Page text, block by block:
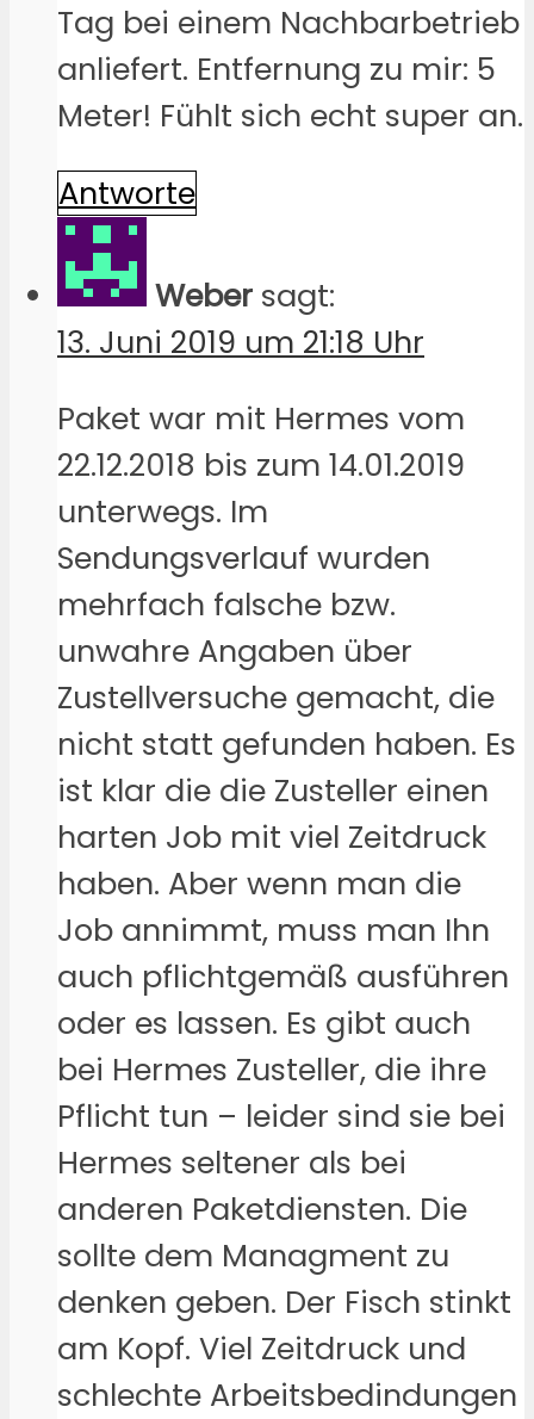
Tag bei einem Nachbarbetrieb
anliefert. Entfernung zu mir: 5
Meter! Fühlt sich echt super an.
Antworte
Weber sagt:
13. Juni 2019 um 21:18 Uhr
Paket war mit Hermes vom
22.12.2018 bis zum 14.01.2019
unterwegs. Im
Sendungsverlauf wurden
mehrfach falsche bzw.
unwahre Angaben über
Zustellversuche gemacht, die
nicht statt gefunden haben. Es
ist klar die die Zusteller einen
harten Job mit viel Zeitdruck
haben. Aber wenn man die
Job annimmt, muss man Ihn
auch pflichtgemäß ausführen
oder es lassen. Es gibt auch
bei Hermes Zusteller, die ihre
Pflicht tun – leider sind sie bei
Hermes seltener als bei
anderen Paketdiensten. Die
sollte dem Managment zu
denken geben. Der Fisch stinkt
am Kopf. Viel Zeitdruck und
schlechte Arbeitsbedindungen